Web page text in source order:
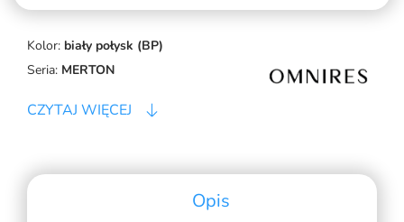
Kolor: biały połysk (BP)
Seria: MERTON
CZYTAJ WIĘCEJ
Opis